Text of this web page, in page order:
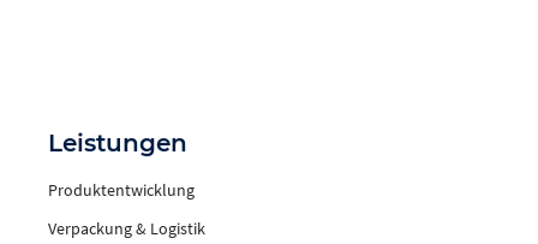
Leistungen
Produktentwicklung
Verpackung & Logistik